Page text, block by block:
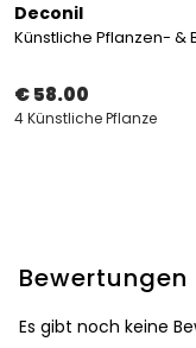
Deconil
€ 58.00
4 Künstliche Pflanze
Bewertungen
Es gibt noch keine